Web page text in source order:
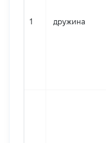
1 дружина